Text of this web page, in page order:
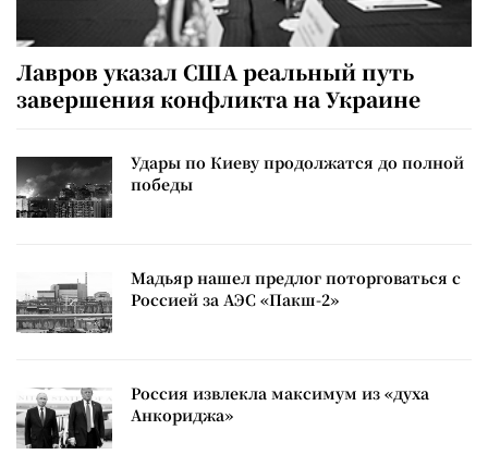
Лавров указал США реальный путь
завершения конфликта на Украине
Удары по Киеву продолжатся до полной
победы
Мадьяр нашел предлог поторговаться с
Россией за АЭС «Пакш-2»
Россия извлекла максимум из «духа
Анкориджа»